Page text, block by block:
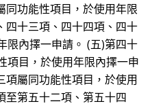
同功能性項目，於使用年限
四十三項、四十四項、四十
限內擇一申請。 (五)第四十
項目，於使用年限內擇一申
項屬同功能性項目，於使用
至第五十二項、第五十四